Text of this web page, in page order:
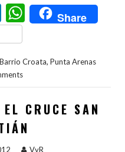
Li
n
ke
dI
n
W
h
s
A
p
Share
Barrio Croata, Punta Arenas
CRUCE SAN
VyR